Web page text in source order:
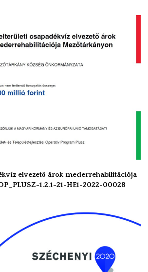
elvezető árok mederrehabilitációja
1.2.1-21-HE1-2022-00028